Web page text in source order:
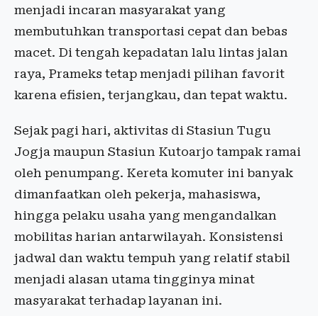
menjadi incaran masyarakat yang
membutuhkan transportasi cepat dan bebas
macet. Di tengah kepadatan lalu lintas jalan
raya, Prameks tetap menjadi pilihan favorit
karena efisien, terjangkau, dan tepat waktu.
Sejak pagi hari, aktivitas di Stasiun Tugu
Jogja maupun Stasiun Kutoarjo tampak ramai
oleh penumpang. Kereta komuter ini banyak
dimanfaatkan oleh pekerja, mahasiswa,
hingga pelaku usaha yang mengandalkan
mobilitas harian antarwilayah. Konsistensi
jadwal dan waktu tempuh yang relatif stabil
menjadi alasan utama tingginya minat
masyarakat terhadap layanan ini.